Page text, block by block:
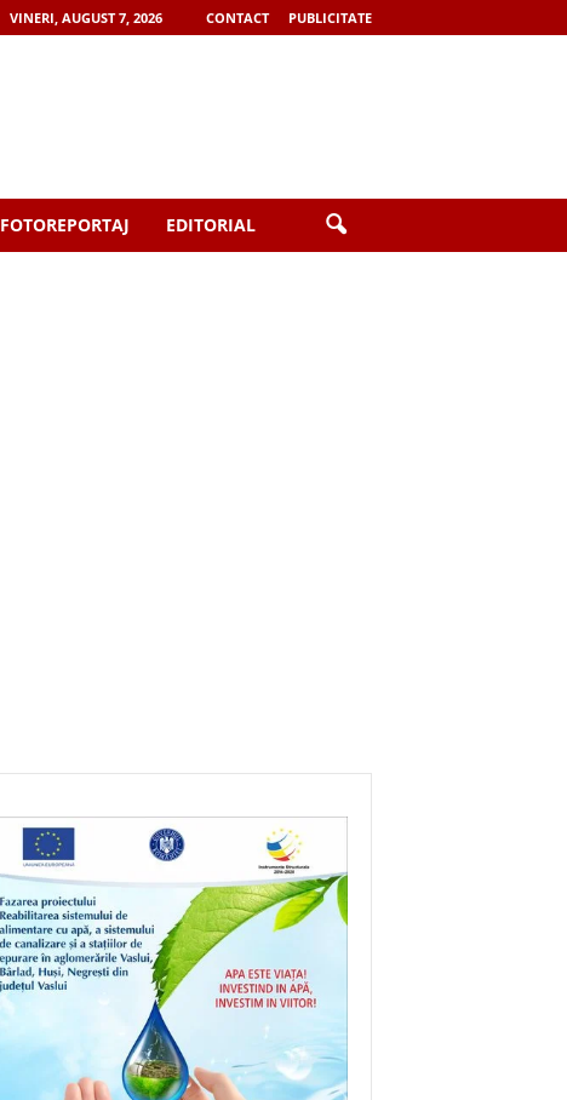
VINERI, AUGUST 7, 2026 CONTACT PUBLICITATE
FOTOREPORTAJ EDITORIAL